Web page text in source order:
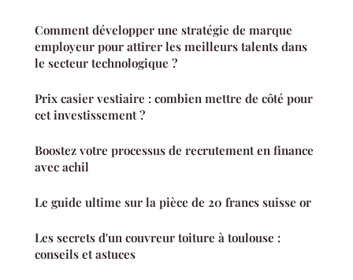
Comment développer une stratégie de marque
employeur pour attirer les meilleurs talents dans
le secteur technologique ?
Prix casier vestiaire : combien mettre de côté pour
cet investissement ?
Boostez votre processus de recrutement en finance
avec achil
Le guide ultime sur la pièce de 20 francs suisse or
Les secrets d'un couvreur toiture à toulouse :
conseils et astuces